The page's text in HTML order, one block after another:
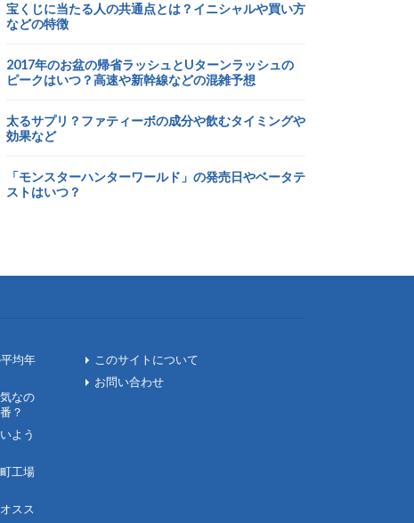
宝くじに当たる人の共通点とは？イニシャルや買い方
などの特徴
2017年のお盆の帰省ラッシュとUターンラッシュの
ピークはいつ？高速や新幹線などの混雑予想
太るサプリ？ファティーボの成分や飲むタイミングや
効果など
「モンスターハンターワールド」の発売日やベータテ
ストはいつ？
均年
なの
？
よう
工場
スス
このサイトについて
お問い合わせ